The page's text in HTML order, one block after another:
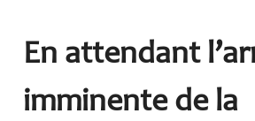
En attendant
imminente de la